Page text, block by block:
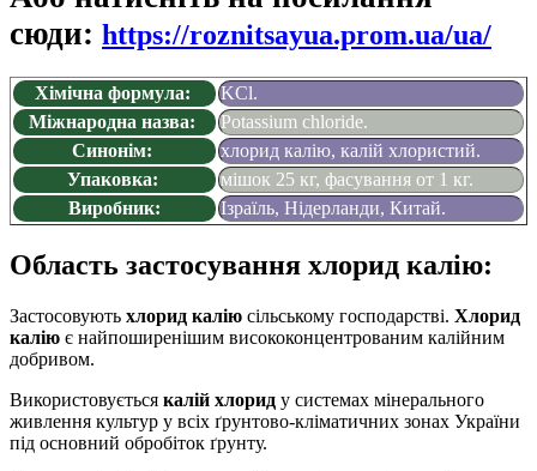
сюди: https://roznitsayua.prom.ua/ua/
Хімічна формула:
KCl.
Міжнародна назва:
Potassium chloride.
Синонім:
хлорид калію, калій хлористий.
Упаковка:
мішок 25 кг, фасування от 1 кг.
Виробник:
Ізраїль, Нідерланди, Китай.
Область застосування хлорид калію:
Застосовують хлорид калію сільському господарстві. Хлорид
калію є найпоширенішим висококонцентрованим калійним
добривом.
Використовується калій хлорид у системах мінерального
живлення культур у всіх ґрунтово-кліматичних зонах України
під основний обробіток ґрунту.